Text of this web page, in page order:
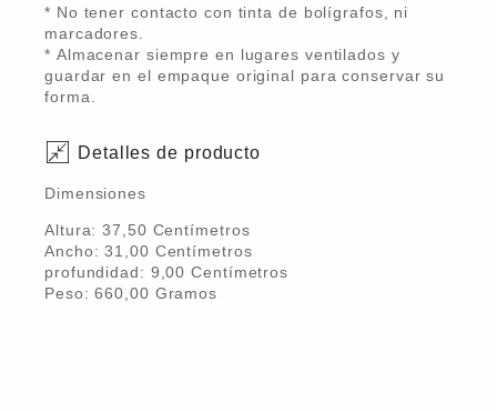
* No tener contacto con tinta de bolígrafos, ni
marcadores.
* Almacenar siempre en lugares ventilados y
guardar en el empaque original para conservar su
forma.
Detalles de producto
Dimensiones
Altura:37,50 Centímetros
Ancho:31,00 Centímetros
profundidad: 9,00 Centímetros
Peso:660,00 Gramos